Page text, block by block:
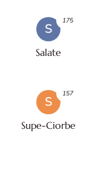
S
Salate
175
S
Supe-Ciorbe
157